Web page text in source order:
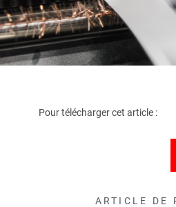
Pour télécharger cet article :
ARTICLE DE